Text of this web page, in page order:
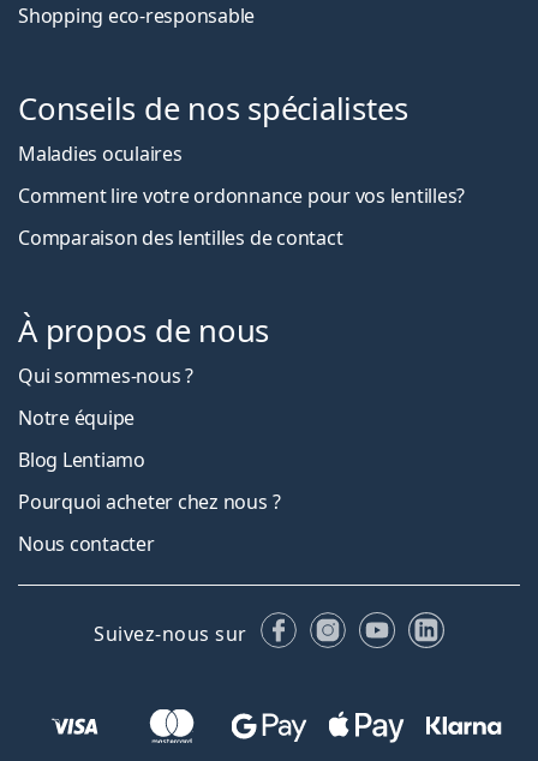
Shopping eco-responsable
Conseils de nos spécialistes
Maladies oculaires
Comment lire votre ordonnance pour vos lentilles?
Comparaison des lentilles de contact
À propos de nous
Qui sommes-nous ?
Notre équipe
Blog Lentiamo
Pourquoi acheter chez nous ?
Nous contacter
Suivez-nous sur FacebookInstagram
YouTubeLinkedIn